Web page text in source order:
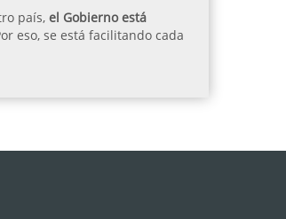
país, el Gobierno está
eso, se está facilitando cada